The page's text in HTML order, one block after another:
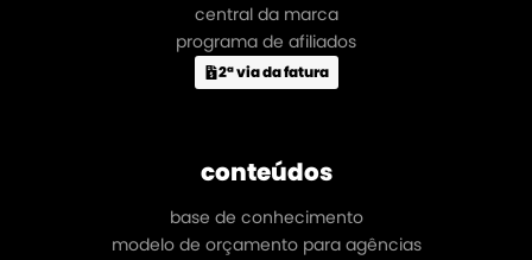
central da marca
programa de afiliados
2ª via da fatura
conteúdos
base de conhecimento
modelo de orçamento para agências